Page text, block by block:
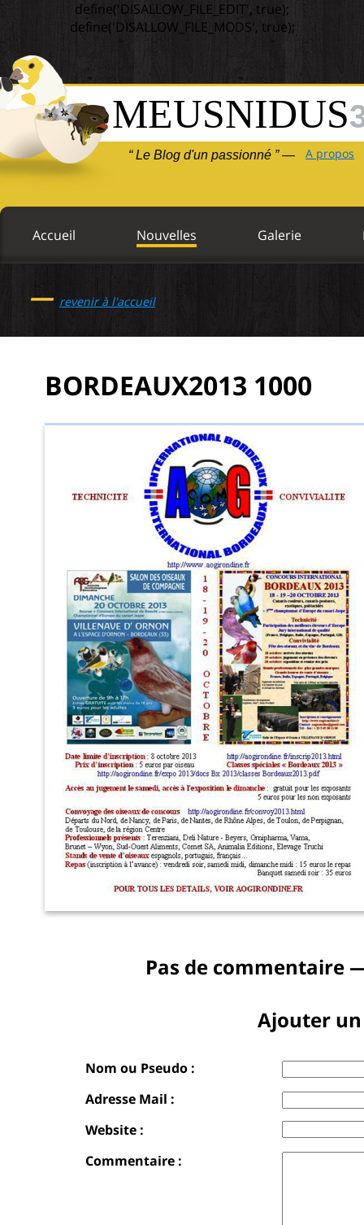
define('DISALLOW_FILE_EDIT', true);
define('DISALLOW_FILE_MODS', true);
MEUSNIDUS
“ Le Blog d'un passionné ” — A propos
Accueil Nouvelles Galerie
— revenir à l'accueil
BORDEAUX2013 1000
Pas de commentaire
Ajouter
Nom ou Pseudo :
Adresse Mail :
Website :
Commentaire :